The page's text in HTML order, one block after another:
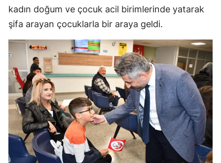
Isparta
İstanbul
İzmir
Kars
Kastamonu
Kayseri
kadın doğum ve çocuk acil birimlerinde yatarak
şifa arayan çocuklarla bir araya geldi.